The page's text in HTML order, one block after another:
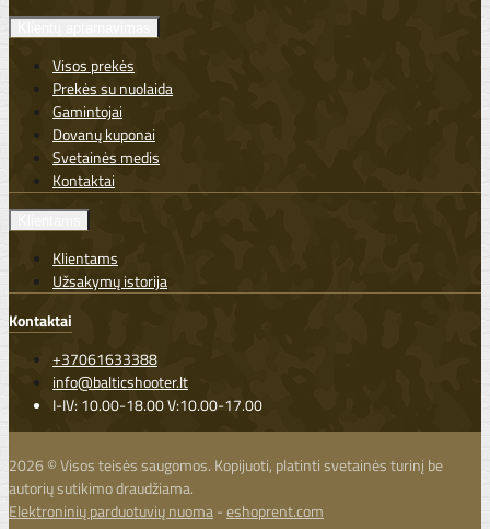
Visos prekės
Prekės su nuolaida
Gamintojai
Dovanų kuponai
Svetainės medis
Kontaktai
Klientams
Užsakymų istorija
Kontaktai
+37061633388
info@balticshooter.lt
I-IV: 10.00-18.00 V:10.00-17.00
2026 © Visos teisės saugomos. Kopijuoti, platinti svetainės turinį be
autorių sutikimo draudžiama.
Elektroninių parduotuvių nuoma-eshoprent.com